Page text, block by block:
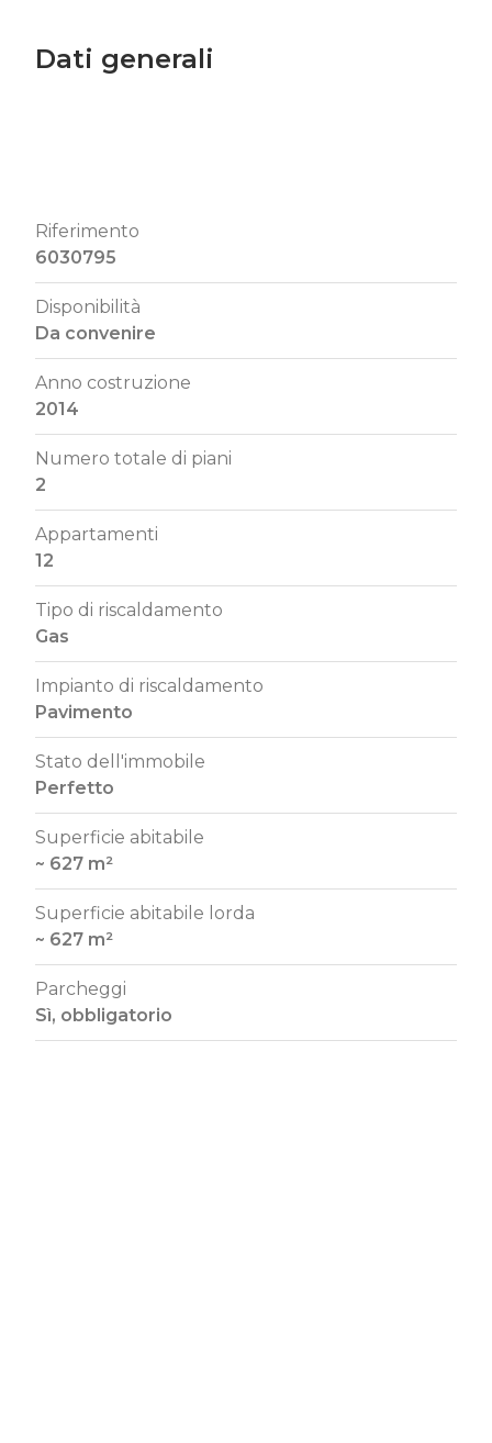
Dati generali
Riferimento
6030795
Disponibilità
Da convenire
Anno costruzione
2014
Numero totale di piani
2
Appartamenti
12
Tipo di riscaldamento
Gas
Impianto di riscaldamento
Pavimento
Stato dell'immobile
Perfetto
Superficie abitabile
~ 627 m²
Superficie abitabile lorda
~ 627 m²
Parcheggi
Sì, obbligatorio